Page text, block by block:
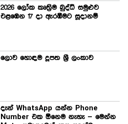
2026 ලෝක කෘත්‍රිම බුද්ධි සමුළුව
එළඹෙන 17 දා ඇරඹීමට සූදානම්
ලොව හොඳම දූපත ශ්‍රී ලංකාව
දැන් WhatsApp යන්න Phone
Number එක ඕනෙම නැහැ – මෙන්න